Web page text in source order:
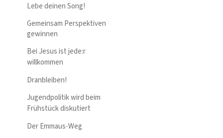
Lebe deinen Song!
Gemeinsam Perspektiven
gewinnen
Bei Jesus ist jede:r
willkommen
Dranbleiben!
Jugendpolitik wird beim
Frühstück diskutiert
Der Emmaus-Weg